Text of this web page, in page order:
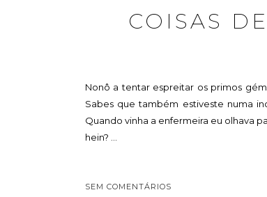
COISAS
Nonô a tentar espreitar os primos
Sabes que também estiveste numa
Quando vinha a enfermeira eu olhava
hein? ...
SEM COMENTÁRIOS